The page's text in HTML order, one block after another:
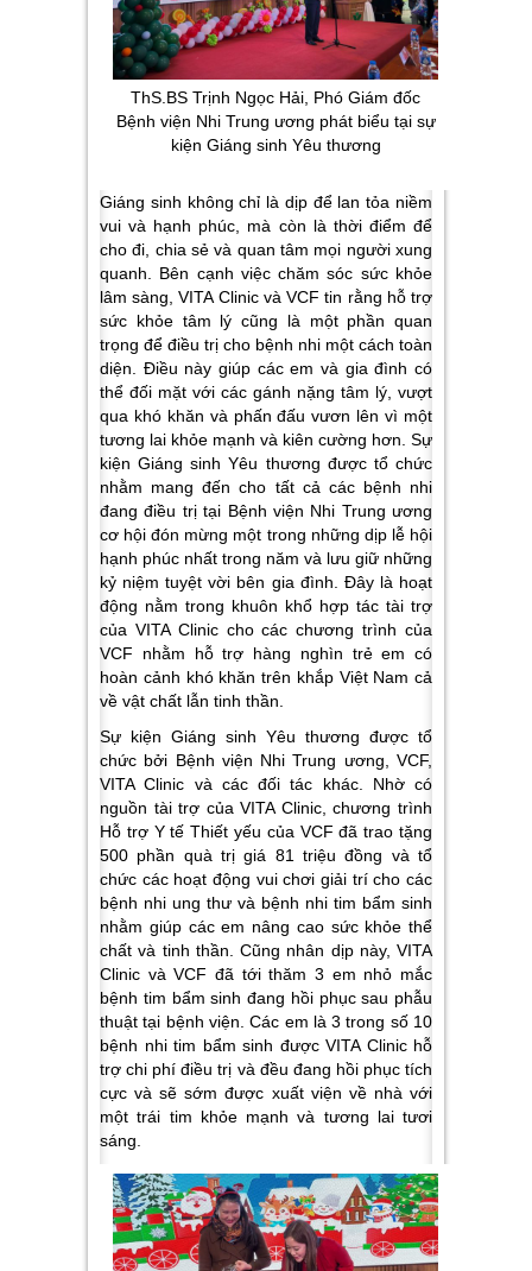
ThS.BS Trịnh Ngọc Hải, Phó Giám đốc
Bệnh viện Nhi Trung ương phát biểu tại sự
kiện Giáng sinh Yêu thương
Giáng sinh không chỉ là dịp để lan tỏa niềm
vui và hạnh phúc, mà còn là thời điểm để
cho đi, chia sẻ và quan tâm mọi người xung
quanh. Bên cạnh việc chăm sóc sức khỏe
lâm sàng, VITA Clinic và VCF tin rằng hỗ trợ
sức khỏe tâm lý cũng là một phần quan
trọng để điều trị cho bệnh nhi một cách toàn
diện. Điều này giúp các em và gia đình có
thể đối mặt với các gánh nặng tâm lý, vượt
qua khó khăn và phấn đấu vươn lên vì một
tương lai khỏe mạnh và kiên cường hơn. Sự
kiện Giáng sinh Yêu thương được tổ chức
nhằm mang đến cho tất cả các bệnh nhi
đang điều trị tại Bệnh viện Nhi Trung ương
cơ hội đón mừng một trong những dịp lễ hội
hạnh phúc nhất trong năm và lưu giữ những
kỷ niệm tuyệt vời bên gia đình. Đây là hoạt
động nằm trong khuôn khổ hợp tác tài trợ
của VITA Clinic cho các chương trình của
VCF nhằm hỗ trợ hàng nghìn trẻ em có
hoàn cảnh khó khăn trên khắp Việt Nam cả
về vật chất lẫn tinh thần.
Sự kiện Giáng sinh Yêu thương được tổ
chức bởi Bệnh viện Nhi Trung ương, VCF,
VITA Clinic và các đối tác khác. Nhờ có
nguồn tài trợ của VITA Clinic, chương trình
Hỗ trợ Y tế Thiết yếu của VCF đã trao tặng
500 phần quà trị giá 81 triệu đồng và tổ
chức các hoạt động vui chơi giải trí cho các
bệnh nhi ung thư và bệnh nhi tim bẩm sinh
nhằm giúp các em nâng cao sức khỏe thể
chất và tinh thần. Cũng nhân dịp này, VITA
Clinic và VCF đã tới thăm 3 em nhỏ mắc
bệnh tim bẩm sinh đang hồi phục sau phẫu
thuật tại bệnh viện. Các em là 3 trong số 10
bệnh nhi tim bẩm sinh được VITA Clinic hỗ
trợ chi phí điều trị và đều đang hồi phục tích
cực và sẽ sớm được xuất viện về nhà với
một trái tim khỏe mạnh và tương lai tươi
sáng.